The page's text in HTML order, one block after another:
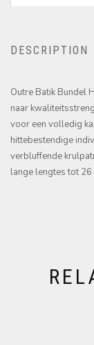
DESCRIPTION
Outre Batik Bundel
naar
voor een volledig
hittebestendige
verbluffende
lange lengtes tot 26